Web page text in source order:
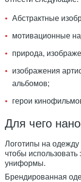
Абстрактные
мотивационные
природа,
изображения
альбомов;
герои
Для чего
Логотипы на одежду
чтобы
униформы.
Брендированная